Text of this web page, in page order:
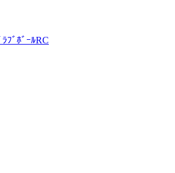
ﾌﾞﾎﾞｰﾙRC